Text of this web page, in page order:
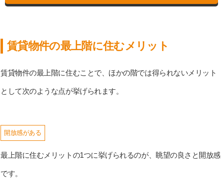
賃貸物件の最上階に住むメリット
賃貸物件の最上階に住むことで、ほかの階では得られないメリット
として次のような点が挙げられます。
開放感がある
最上階に住むメリットの1つに挙げられるのが、眺望の良さと開放感
です。